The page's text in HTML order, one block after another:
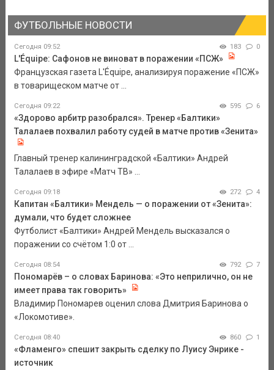
ФУТБОЛЬНЫЕ НОВОСТИ
Сегодня 09:52 183 0
L'Équipe: Сафонов не виноват в поражении «ПСЖ»
Французская газета L'Équipe, анализируя поражение «ПСЖ»
в товарищеском матче от ...
Сегодня 09:22 595 6
«Здорово арбитр разобрался». Тренер «Балтики»
Талалаев похвалил работу судей в матче против «Зенита»
Главный тренер калининградской «Балтики» Андрей
Талалаев в эфире «Матч ТВ» ...
Сегодня 09:18 272 4
Капитан «Балтики» Мендель — о поражении от «Зенита»:
думали, что будет сложнее
Футболист «Балтики» Андрей Мендель высказался о
поражении со счётом 1:0 от ...
Сегодня 08:54 792 7
Пономарёв – о словах Баринова: «Это неприлично, он не
имеет права так говорить»
Владимир Пономарев оценил слова Дмитрия Баринова о
«Локомотиве».
Сегодня 08:40 860 1
«Фламенго» спешит закрыть сделку по Луису Энрике -
источник